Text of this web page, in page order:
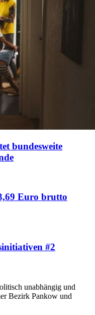
bundesweite
Euro brutto
#2
unabhängig und
Bezirk Pankow und